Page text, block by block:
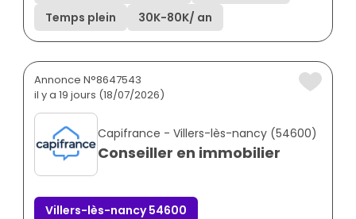
Temps plein
30K-80K/ an
Annonce N°8647543
il y a 19 jours (18/07/2026)
Capifrance - Villers-lès-nancy (54600)
Conseiller en immobilier
Villers-lès-nancy 54600